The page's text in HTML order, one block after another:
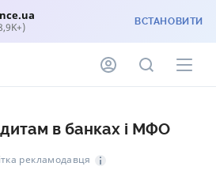
ВСТАНОВИТИ
в банках і МФО
рекламодавця